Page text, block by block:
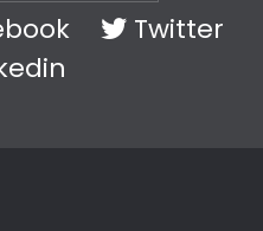
Twitter